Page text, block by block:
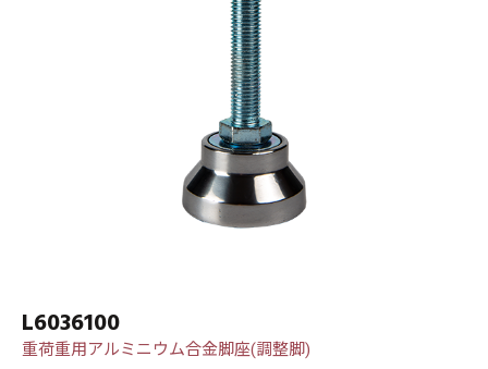
L6036100
重荷重用アルミニウム合金脚座(調整脚)